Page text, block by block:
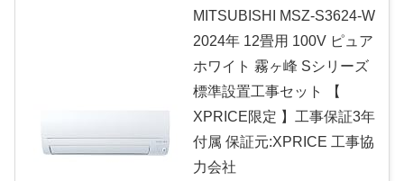
MITSUBISHI MSZ-S3624-W
2024年 12畳用 100V ピュア
ホワイト 霧ヶ峰 Sシリーズ
標準設置工事セット 【
XPRICE限定 】工事保証3年
付属 保証元:XPRICE 工事協
力会社